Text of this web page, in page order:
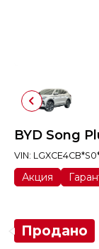
BYD Song
VIN:
Акция
Продано